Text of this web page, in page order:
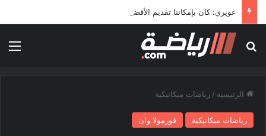
غويري: كان بإمكاننا تقديم الأفضل في المونديال
بحث عن
الرئيسية / رياضات ميكانيكية
رياضات ميكانيكية فورمولا وان